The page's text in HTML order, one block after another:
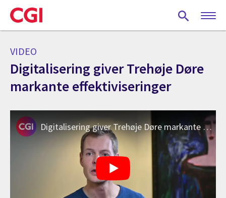
Skip
to
main
VIDEO
Digitalisering giver Trehøje Døre
markante effektiviseringer
Digitalisering giver Trehøje Døre markante effektiviseringer